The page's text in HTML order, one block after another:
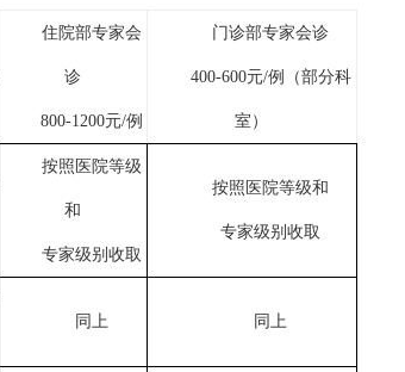
住院部专家会
诊
800-1200元/例
门诊部专家会诊
400-600元/例（部分科
室）
按照医院等级
和
专家级别收取
按照医院等级和
专家级别收取
同上 同上